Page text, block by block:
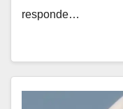
responde…